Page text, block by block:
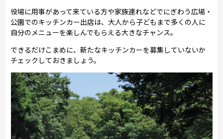
役場に用事があって来ている方や家族連れなどでにぎわう広場・
公園でのキッチンカー出店は、大人から子どもまで多くの人に
自分のメニューを楽しんでもらえる大きなチャンス。
できるだけこまめに、新たなキッチンカーを募集していないか
チェックしておきましょう。